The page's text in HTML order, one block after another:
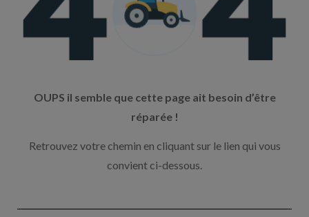
OUPS il semble que cette page ait besoin d’être
réparée !
Retrouvez votre chemin en cliquant sur le lien qui vous
convient ci-dessous.